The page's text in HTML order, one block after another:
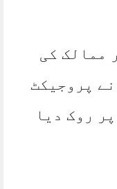
ممالک کی
پروجیکٹ
روک دیا